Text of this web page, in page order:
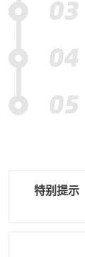
特别提示